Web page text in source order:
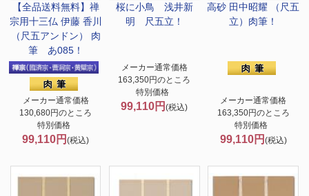
【全品送料無料】 禅
宗用十三仏 伊藤 香川
（尺五アンドン） 肉
筆 あ085！
メーカー通常価格
130,680円のところ
特別価格
99,110円(税込)
桜に小鳥 浅井新
明 尺五立！
メーカー通常価格
163,350円のところ
特別価格
99,110円(税込)
高砂 田中昭耀 （尺五
立）肉筆！
メーカー通常価格
163,350円のところ
特別価格
99,110円 (税込)